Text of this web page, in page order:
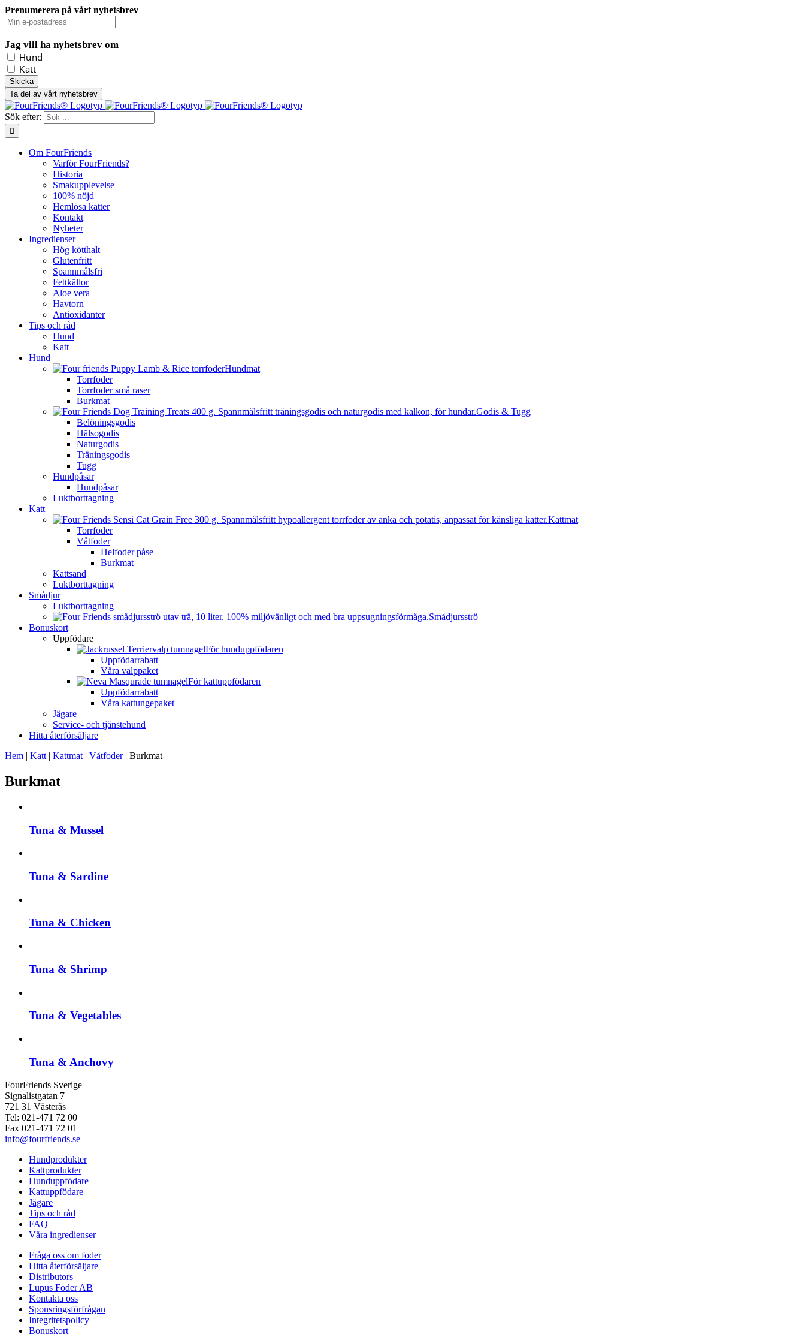
Prenumerera på vårt nyhetsbrev
Jag vill ha nyhetsbrev om
Hund
Katt
Ta del av vårt nyhetsbrev
Sök efter:
Om FourFriends
Varför FourFriends?
Historia
Smakupplevelse
100% nöjd
Hemlösa katter
Kontakt
Nyheter
Ingredienser
Hög kötthalt
Glutenfritt
Spannmålsfri
Fettkällor
Aloe vera
Havtorn
Antioxidanter
Tips och råd
Hund
Katt
Hund
Hundmat
Torrfoder
Torrfoder små raser
Burkmat
Godis & Tugg
Belöningsgodis
Hälsogodis
Naturgodis
Träningsgodis
Tugg
Hundpåsar
Hundpåsar
Luktborttagning
Katt
Kattmat
Torrfoder
Våtfoder
Helfoder påse
Burkmat
Kattsand
Luktborttagning
Smådjur
Luktborttagning
Smådjursströ
Bonuskort
Uppfödare
För hunduppfödaren
Uppfödarrabatt
Våra valppaket
För kattuppfödaren
Uppfödarrabatt
Våra kattungepaket
Jägare
Service- och tjänstehund
Hitta återförsäljare
Hem | Katt | Kattmat | Våtfoder| Burkmat
Burkmat
Tuna & Mussel
Tuna & Sardine
Tuna & Chicken
Tuna & Shrimp
Tuna & Vegetables
Tuna & Anchovy
FourFriends Sverige
Signalistgatan 7
721 31 Västerås
Tel: 021-471 72 00
Fax 021-471 72 01
info@fourfriends.se
Hundprodukter
Kattprodukter
Hunduppfödare
Kattuppfödare
Jägare
Tips och råd
FAQ
Våra ingredienser
Fråga oss om foder
Hitta återförsäljare
Distributors
Lupus Foder AB
Kontakta oss
Sponsringsförfrågan
Integritetspolicy
Bonuskort